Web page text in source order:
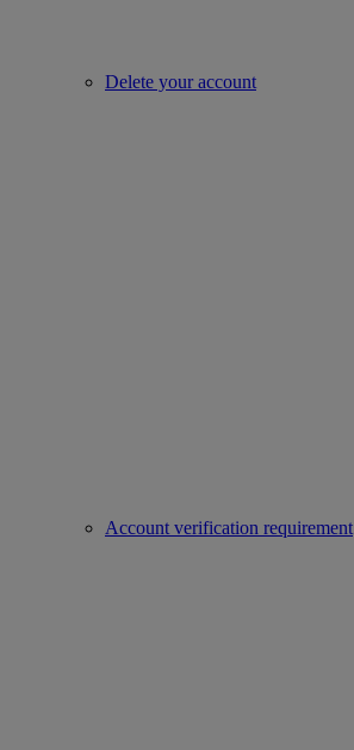
Delete your account
Account verification requirement